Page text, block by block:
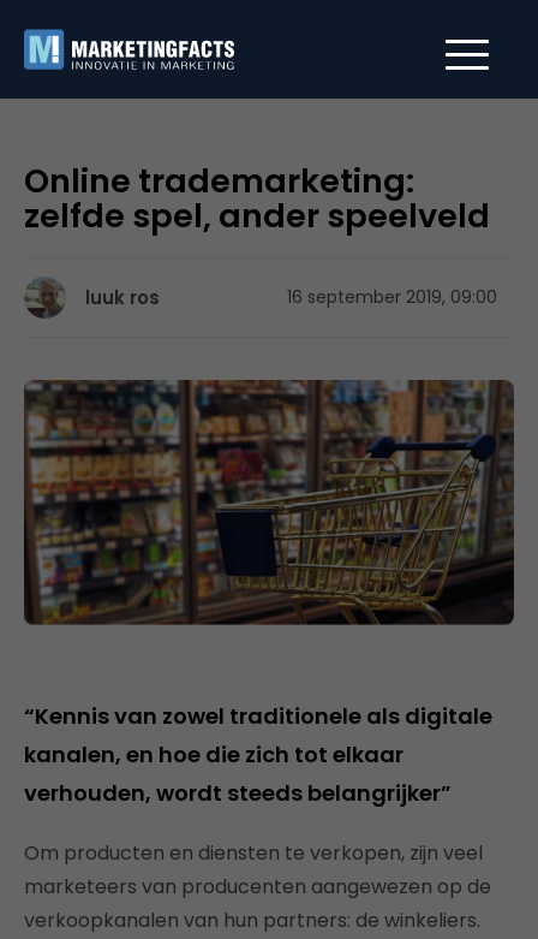
Online trademarketing:
zelfde spel, ander speelveld
luuk ros 16 september 2019, 09:00
“Kennis van zowel traditionele als digitale
kanalen, en hoe die zich tot elkaar
verhouden, wordt steeds belangrijker”
Om producten en diensten te verkopen, zijn veel
marketeers van producenten aangewezen op de
verkoopkanalen van hun partners: de winkeliers.